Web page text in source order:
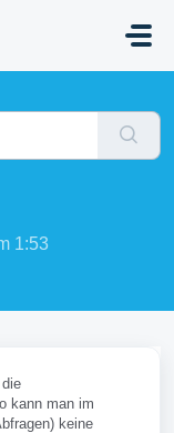
1:53
kann man im
keine